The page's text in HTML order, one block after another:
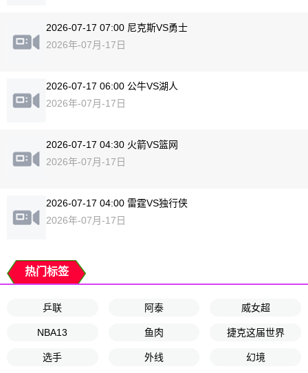
2026-07-17 07:00 尼克斯VS勇士
2026年-07月-17日
2026-07-17 06:00 公牛VS湖人
2026年-07月-17日
2026-07-17 04:30 火箭VS篮网
2026年-07月-17日
2026-07-17 04:00 雷霆VS独行侠
2026年-07月-17日
热门标签
乒联 阿泰 威女超
NBA13 鱼肉 捷克这届世界
选手 外线 幻境